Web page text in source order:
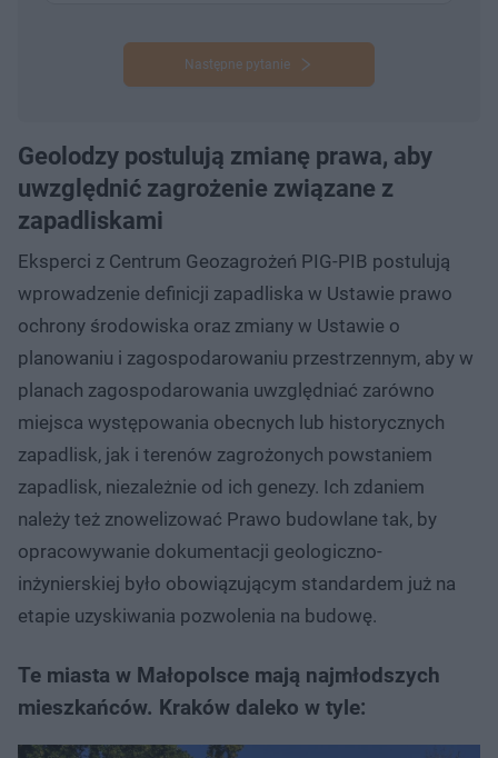
Następne pytanie
Geolodzy postulują zmianę prawa, aby
uwzględnić zagrożenie związane z
zapadliskami
Eksperci z Centrum Geozagrożeń PIG-PIB postulują
wprowadzenie definicji zapadliska w Ustawie prawo
ochrony środowiska oraz zmiany w Ustawie o
planowaniu i zagospodarowaniu przestrzennym, aby w
planach zagospodarowania uwzględniać zarówno
miejsca występowania obecnych lub historycznych
zapadlisk, jak i terenów zagrożonych powstaniem
zapadlisk, niezależnie od ich genezy. Ich zdaniem
należy też znowelizować Prawo budowlane tak, by
opracowywanie dokumentacji geologiczno-
inżynierskiej było obowiązującym standardem już na
etapie uzyskiwania pozwolenia na budowę.
Te miasta w Małopolsce mają najmłodszych
mieszkańców. Kraków daleko w tyle: